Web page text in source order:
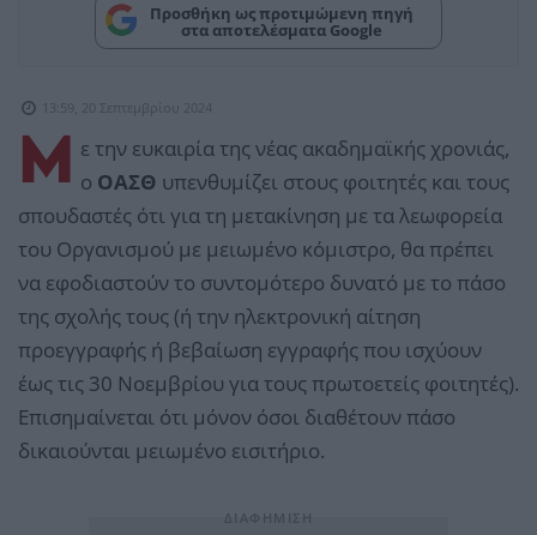
Προσθήκη ως προτιμώμενη πηγή
στα αποτελέσματα Google
13:59, 20 Σεπτεμβρίου 2024
Μ
ε την ευκαιρία της νέας ακαδημαϊκής χρονιάς,
ο ΟΑΣΘ υπενθυμίζει στους φοιτητές και τους
σπουδαστές ότι για τη μετακίνηση με τα λεωφορεία
του Οργανισμού με μειωμένο κόμιστρο, θα πρέπει
να εφοδιαστούν το συντομότερο δυνατό με το πάσο
της σχολής τους (ή την ηλεκτρονική αίτηση
προεγγραφής ή βεβαίωση εγγραφής που ισχύουν
έως τις 30 Νοεμβρίου για τους πρωτοετείς φοιτητές).
Επισημαίνεται ότι μόνον όσοι διαθέτουν πάσο
δικαιούνται μειωμένο εισιτήριο.